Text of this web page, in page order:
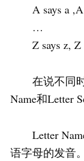
A says a ,A
…
Z says z, Z
在说不同时
Name和Letter
Letter Name
语字母的发音。